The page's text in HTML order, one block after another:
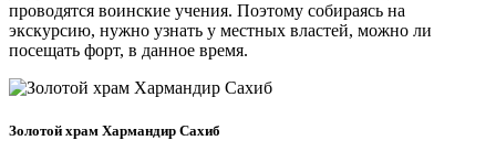
проводятся воинские учения. Поэтому собираясь на
экскурсию, нужно узнать у местных властей, можно ли
посещать форт, в данное время.
Золотой храм Хармандир Сахиб